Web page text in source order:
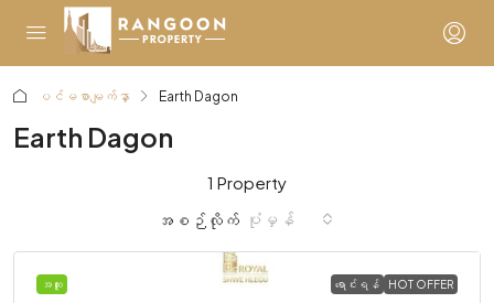
ပင်မစာမျက်နှာ Earth Dagon
Earth Dagon
1 Property
အစဉ်လိုက် ပုံမှန်
အထူး ရောင်းရန် HOT OFFER